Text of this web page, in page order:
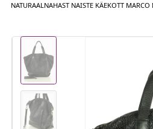
NATURAALNAHAST NAISTE KÄEKOTT